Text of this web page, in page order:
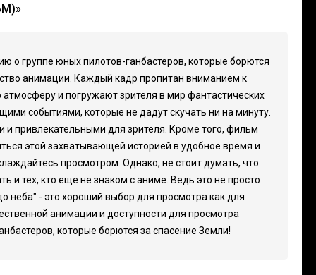
о группе юных пилотов-ганбастеров, которые борются
анимации. Каждый кадр пропитан вниманием к
и погружают зрителя в мир фантастических
событиями, которые не дадут скучать ни на минуту.
и привлекательными для зрителя. Кроме того, фильм
этой захватывающей историей в удобное время и
просмотром. Однако, не стоит думать, что
и тех, кто еще не знаком с аниме. Ведь это не просто
неба" - это хороший выбор для просмотра как для
анимации и доступности для просмотра
которые борются за спасение Земли!